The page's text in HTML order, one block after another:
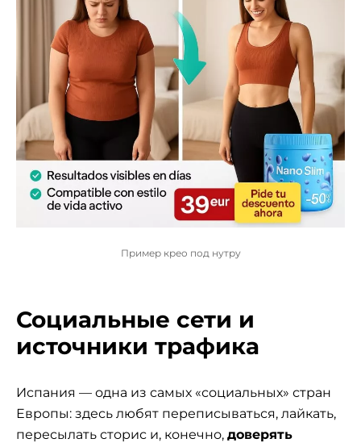
Пример крео под нутру
Социальные сети и
источники трафика
Испания — одна из самых «социальных» стран
Европы: здесь любят переписываться, лайкать,
пересылать сторис и, конечно, доверять